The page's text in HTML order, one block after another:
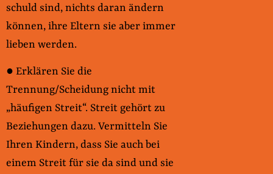
schuld sind, nichts daran ändern
können, ihre Eltern sie aber immer
lieben werden.
● Erklären Sie die
Trennung/Scheidung nicht mit
„häufigen Streit“. Streit gehört zu
Beziehungen dazu. Vermitteln Sie
Ihren Kindern, dass Sie auch bei
einem Streit für sie da sind und sie